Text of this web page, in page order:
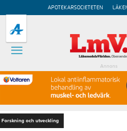
APOTEKARSOCIETETEN
Annons
Forskning och utveckling